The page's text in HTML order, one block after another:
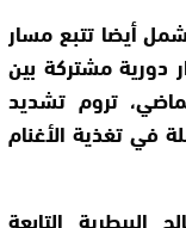
أيضا تتبع مسار
دورية مشتركة بين
تروم تشديد
في تغذية الأغنام
التابعة